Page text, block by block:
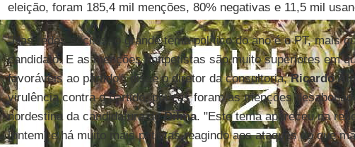
eleição, foram 185,4 mil menções, 80% negativas e 11,5 mil
"Nas redes sociais, o grande tema político do ano é o PT, mais
candidato. E as menções antipetistas são muito superiores em
favoráveis ao partido", disse o diretor da consultoria,Ricardo
virulência contra o partido, poucas foram as menções
nordestina da candidatura deDilma. "Este tema apareceu na
[ontem] e há muito mais petistas reagindo aos ataques do que